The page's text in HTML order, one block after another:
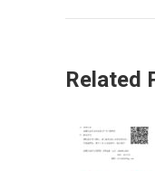
航的
Related